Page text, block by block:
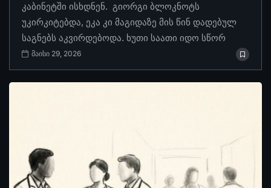
კაბინეტში ისხდნენ. გიორგი ბლოკნოტს
უკირკიტებდა, ეკა კი მაგიდაზე მის წინ დადებულ
საგნებს აკვირდებოდა. ხუთი საათი იდო სწორ
მაისი 29, 2026